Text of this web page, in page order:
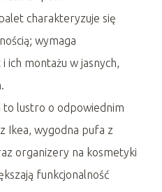
charakteryzuje się
wymaga
ich montażu w jasnych,
to lustro o odpowiednim
z Ikea, wygodna pufa z
organizery na kosmetyki
funkcjonalność